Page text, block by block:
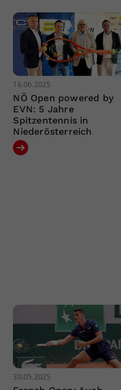
16.06.2025
NÖ Open powered by
EVN: 5 Jahre
Spitzentennis in
Niederösterreich
30.05.2025